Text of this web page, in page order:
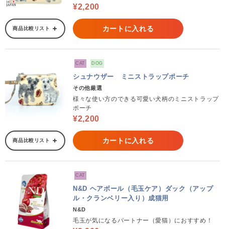
¥2,200
商品比較リスト カートに入れる
CAT DOG
シュナウザー ミニストラップポーチ
その他厳選
様々な使い方のできる可愛い犬柄のミニストラップ
ポーチ
¥2,200
商品比較リスト カートに入れる
CAT
N&D ヘアボール（毛玉ケア）ダック（アップ
ル・クランベリー入り）成猫用
N&D
毛玉が気になるパートナー（愛猫）におすすめ！